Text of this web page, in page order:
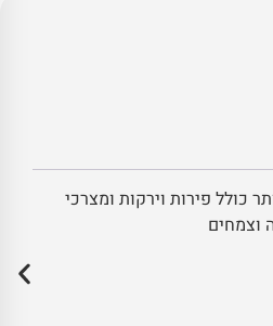
כולל פירות וירקות ומצרכי
וצמחים